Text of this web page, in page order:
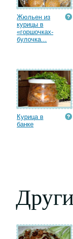
Жюльен из
курицы в
«горшочках-
булочка...
Курица в
банке